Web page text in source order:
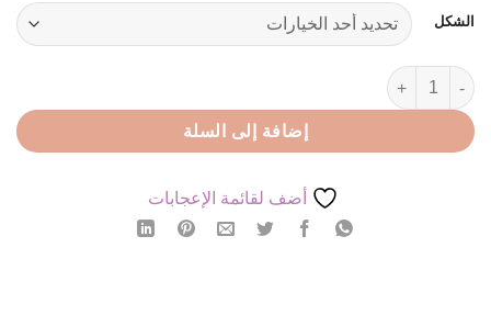
الشكل
كمية كوستر خشب
إضافة إلى السلة
أضف لقائمة الإعجابات